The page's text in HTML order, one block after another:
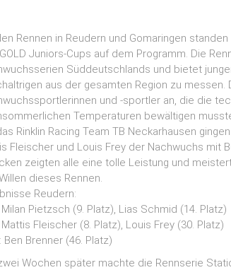
Rennen in Reudern und Gomaringen
Juniors-Cups auf dem Programm. Die
Süddeutschlands und bietet
aus der gesamten Region zu
und -sportler an, die die
Temperaturen bewältigen
Rinklin Racing Team TB Neckarhausen
Fleischer und Louis Frey der Nachwuchs mit
zeigten alle eine tolle Leistung und
dieses Rennen.
Reudern:
Milan Pietzsch (9. Platz), Lias Schmid (14. Platz)
Mattis Fleischer (8. Platz), Louis Frey (30. Platz)
Ben Brenner (46. Platz)
Wochen später machte die Rennserie